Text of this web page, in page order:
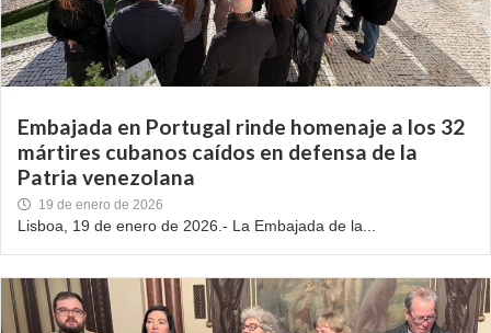
Embajada en Portugal rinde homenaje a los 32
mártires cubanos caídos en defensa de la
Patria venezolana
19 de enero de 2026
Lisboa, 19 de enero de 2026.- La Embajada de la...